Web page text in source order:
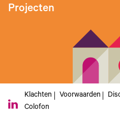
Projecten
Klachten Voorwaarden
Colofon